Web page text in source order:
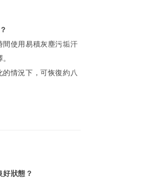
間使用易積灰塵污垢汗
情況下，可恢復約八
狀態？